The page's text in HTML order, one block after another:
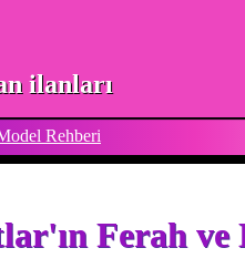
ilanları
Rehberi
Ferah ve